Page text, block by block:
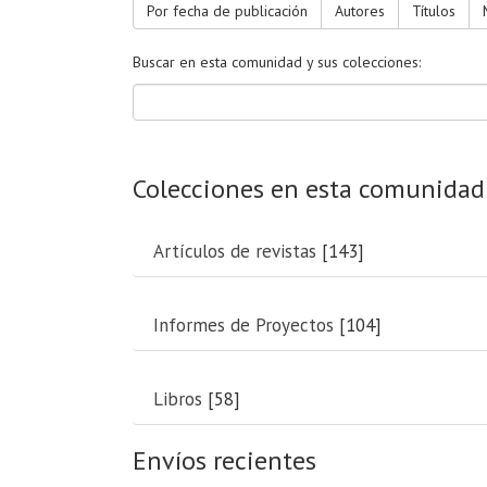
Por fecha de publicación Autores Títulos
Buscar en esta comunidad y sus colecciones:
Colecciones en esta comunidad
Artículos de revistas [143]
Informes de Proyectos [104]
Libros [58]
Envíos recientes